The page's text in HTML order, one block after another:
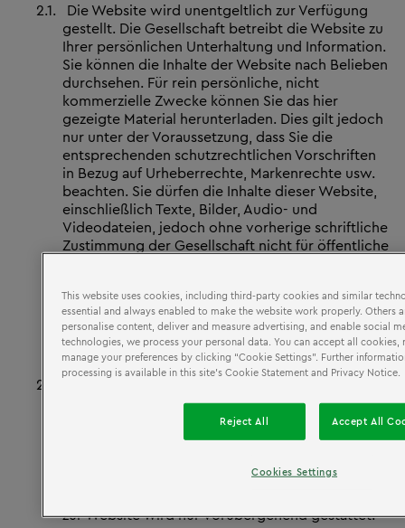
2.1.
Die Website wird unentgeltlich zur Verfügung
gestellt. Die Gesellschaft betreibt die Website zu
Ihrer persönlichen Unterhaltung und Information.
Sie können die Inhalte der Website nach Belieben
durchsehen. Für rein persönliche, nicht
kommerzielle Zwecke können Sie das hier
gezeigte Material herunterladen. Dies gilt jedoch
nur unter der Voraussetzung, dass Sie die
entsprechenden schutzrechtlichen Vorschriften
in Bezug auf Urheberrechte, Markenrechte usw.
beachten. Sie dürfen die Inhalte dieser Website,
einschließlich Texte, Bilder, Audio- und
Videodateien, jedoch ohne vorherige schriftliche
Zustimmung der Gesellschaft nicht für öffentliche
hochladen, einstellen, übertragen oder in
sonstiger Weise verbreiten.
2.2.
Umfang, auf der Website zutreffende und aktuelle
Informationen bereitzustellen. Wir übernehmen
oder einzelne Inhalte jederzeit verfügbar oder
zur Website wird nur vorübergehend gestattet.
This website uses cookies, including third-party cookies and similar
essential and always enabled to make the website work properly. Others
personalise content, deliver and measure advertising, and enable social
technologies, we process your personal data. You can accept all
manage your preferences by clicking “Cookie Settings”. Further
processing is available in this site’s Cookie Statement and Privacy Notice.
Reject All Accept All
Cookies Settings